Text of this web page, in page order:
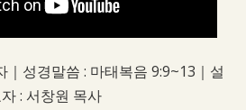
｜성경말씀 : 마태복음 9:9~13｜설
: 서창원 목사